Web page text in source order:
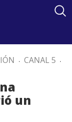
. CANAL 5 .
un